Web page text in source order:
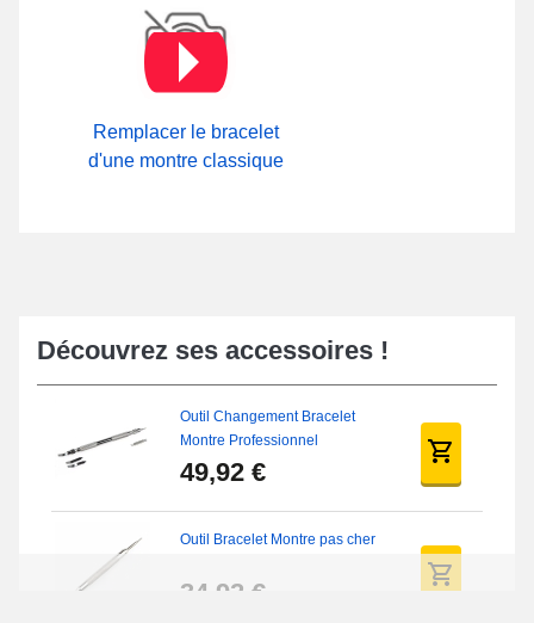
Remplacer le bracelet
d'une montre classique
Découvrez ses accessoires !
Outil Changement Bracelet
Montre Professionnel
49,92 €
Outil Bracelet Montre pas cher
34,92 €